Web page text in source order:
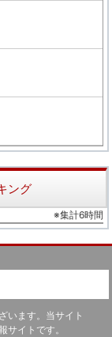
ング
※集計6時間
います。当サイト
サイトです。